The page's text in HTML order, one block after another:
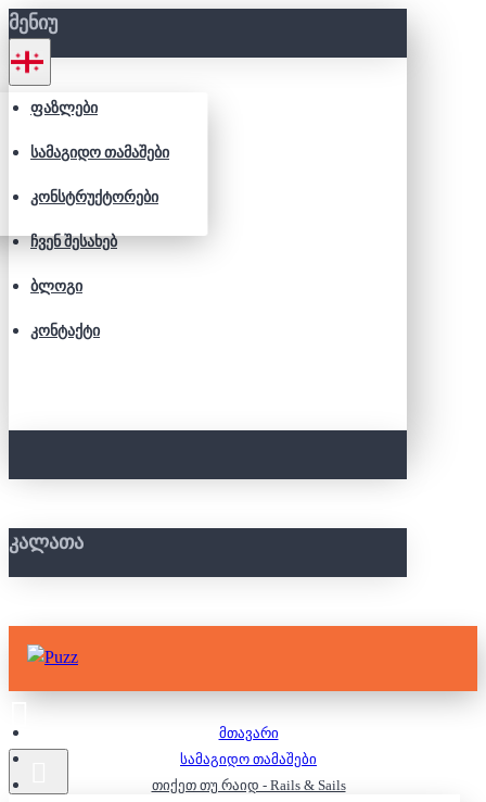
ᲛᲔᲜᲘᲣ
ᲤᲐᲖᲚᲔᲑᲘ
ᲡᲐᲛᲐᲒᲘᲓᲝ ᲗᲐᲛᲐᲨᲔᲑᲘ
ᲙᲝᲜᲡᲢᲠᲣᲥᲢᲝᲠᲔᲑᲘ
ᲩᲕᲔᲜ ᲨᲔᲡᲐᲮᲔᲑ
ᲑᲚᲝᲒᲘ
ᲙᲝᲜᲢᲐᲥᲢᲘ
ᲙᲐᲚᲐᲗᲐ
მთავარი
სამაგიდო თამაშები
თიქეთ თუ რაიდ - Rails & Sails